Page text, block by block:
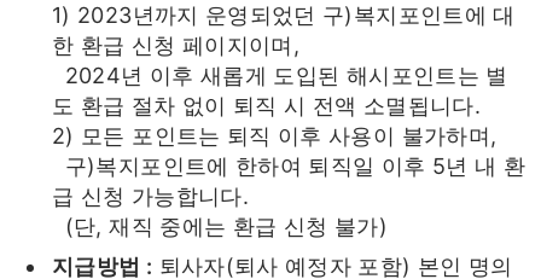
1) 2023년까지 운영되었던 구)복지포인트에 대
한 환급 신청 페이지이며,
2024년 이후 새롭게 도입된 해시포인트는 별
도 환급 절차 없이 퇴직 시 전액 소멸됩니다.
2) 모든 포인트는 퇴직 이후 사용이 불가하며,
구)복지포인트에 한하여 퇴직일 이후 5년 내 환
급 신청 가능합니다.
(단, 재직 중에는 환급 신청 불가)
지급방법 : 퇴사자(퇴사 예정자 포함) 본인 명의